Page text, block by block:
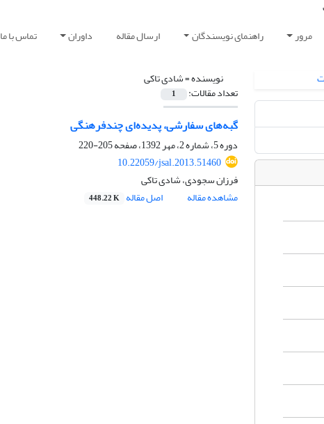
مرور راهنمای نویسندگان ارسال مقاله داوران تماس با ما
نویسنده =شادی تاکی
تعداد مقالات: 1
گبه‌های سفارشی، پدیده‌ای چندفرهنگی
دوره 5، شماره 2، مهر 1392، صفحه
205-220
10.22059/jsal.2013.51460
فرزان سجودی، شادی تاکی
مشاهده مقاله
اصل مقاله 448.22 K